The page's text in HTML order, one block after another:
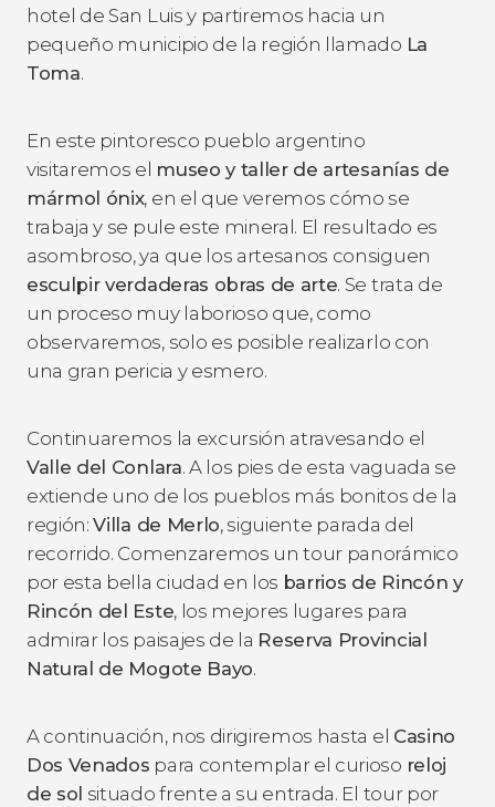
hotel de San Luis y partiremos hacia un
pequeño municipio de la región llamado La
Toma.
En este pintoresco pueblo argentino
visitaremos el museo y taller de artesanías de
mármol ónix, en el que veremos cómo se
trabaja y se pule este mineral. El resultado es
asombroso, ya que los artesanos consiguen
esculpir verdaderas obras de arte. Se trata de
un proceso muy laborioso que, como
observaremos, solo es posible realizarlo con
una gran pericia y esmero.
Continuaremos la excursión atravesando el
Valle del Conlara. A los pies de esta vaguada se
extiende uno de los pueblos más bonitos de la
región:Villa de Merlo, siguiente parada del
recorrido. Comenzaremos un tour panorámico
por esta bella ciudad en los barrios de Rincón y
Rincón del Este, los mejores lugares para
admirar los paisajes de la Reserva Provincial
Natural de Mogote Bayo.
A continuación, nos dirigiremos hasta el Casino
Dos Venados para contemplar el curioso reloj
de sol situado frente a su entrada. El tour por